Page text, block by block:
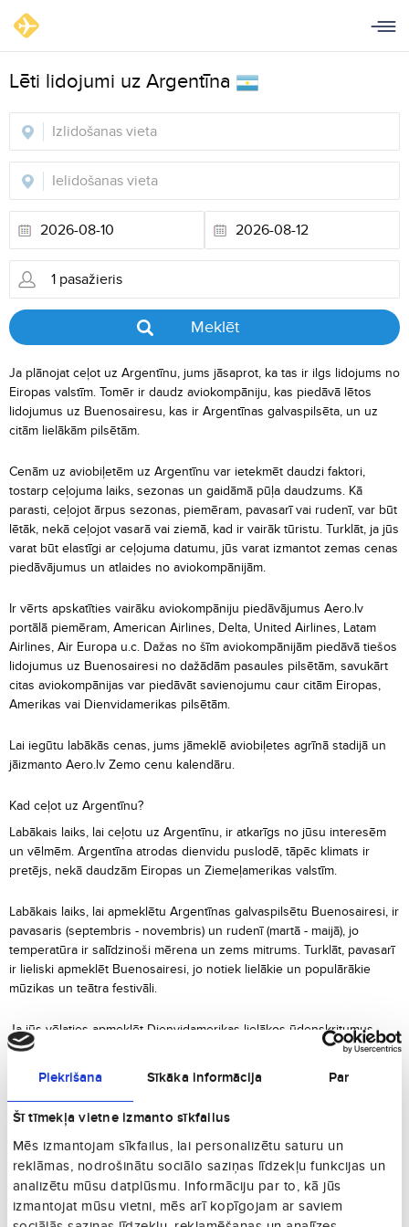
Piekrišana Sīkāka informācija Par
Šī tīmekļa vietne izmanto sīkfailus
Mēs izmantojam sīkfailus, lai personalizētu saturu un
reklāmas, nodrošinātu sociālo saziņas līdzekļu funkcijas un
analizētu mūsu datplūsmu. Informāciju par to, kā jūs
izmantojat mūsu vietni, mēs arī kopīgojam ar saviem
Lēti lidojumi uz Argentīna
Meklēt
Ja plānojat ceļot uz Argentīnu, jums jāsaprot, ka tas ir ilgs lidojums no
Eiropas valstīm. Tomēr ir daudz aviokompāniju, kas piedāvā lētos
lidojumus uz Buenosairesu, kas ir Argentīnas galvaspilsēta, un uz
citām lielākām pilsētām.
Cenām uz aviobiļetēm uz Argentīnu var ietekmēt daudzi faktori,
tostarp ceļojuma laiks, sezonas un gaidāmā pūļa daudzums. Kā
parasti, ceļojot ārpus sezonas, piemēram, pavasarī vai rudenī, var būt
lētāk, nekā ceļojot vasarā vai ziemā, kad ir vairāk tūristu. Turklāt, ja jūs
varat būt elastīgi ar ceļojuma datumu, jūs varat izmantot zemas cenas
piedāvājumus un atlaides no aviokompānijām.
Ir vērts apskatīties vairāku aviokompāniju piedāvājumus Aero.lv
portālā piemēram, American Airlines, Delta, United Airlines, Latam
Airlines, Air Europa u.c. Dažas no šīm aviokompānijām piedāvā tiešos
lidojumus uz Buenosairesi no dažādām pasaules pilsētām, savukārt
citas aviokompānijas var piedāvāt savienojumu caur citām Eiropas,
Amerikas vai Dienvidamerikas pilsētām.
Lai iegūtu labākās cenas, jums jāmeklē aviobiļetes agrīnā stadijā un
jāizmanto Aero.lv Zemo cenu kalendāru.
Kad ceļot uz Argentīnu?
Labākais laiks, lai ceļotu uz Argentīnu, ir atkarīgs no jūsu interesēm
un vēlmēm. Argentīna atrodas dienvidu puslodē, tāpēc klimats ir
pretējs, nekā daudzām Eiropas un Ziemeļamerikas valstīm.
Labākais laiks, lai apmeklētu Argentīnas galvaspilsētu Buenosairesi, ir
pavasaris (septembris - novembris) un rudenī (martā - maijā), jo
temperatūra ir salīdzinoši mērena un zems mitrums. Turklāt, pavasarī
ir lieliski apmeklēt Buenosairesi, jo notiek lielākie un populārākie
mūzikas un teātra festivāli.
Ja jūs vēlaties apmeklēt Dienvidamerikas lielākos ūdenskritumus -
Iguazu ūdenskritumus, tad vislabākais laiks, lai to darītu, ir vasara
spēcīgi un iespaidīgi. Ja jūs vēlaties izvairīties no tūristu pūļiem, jūs
varat apmeklēt Iguazu ūdenskritumus pavasarī vai rudenī, taču
ūdenskritumi var būt mazāk spēcīgi un mazāk impresionējoši.
Ja jūs vēlaties apmeklēt Argentīnas Dienvidu reģionus, tostarp
Patagoniju, labākais laiks, lai to darītu, ir vasara (novembris - martā), jo
temperatūras ir siltas un sausas, un dabas ainavas ir iespaidīgas.
Tomēr, ja jūs vēlaties braukt uz ziemeļiem - Salta un Jujuy, labākais